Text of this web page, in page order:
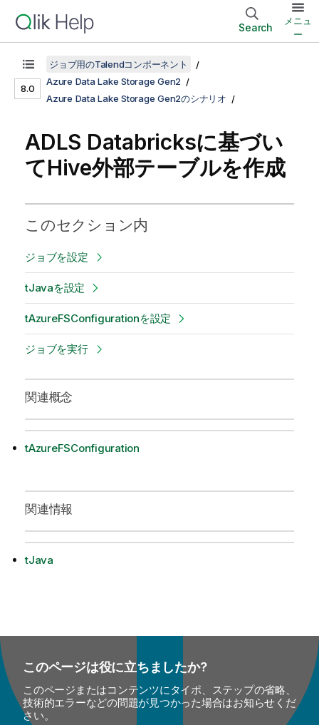
Search
メニュ
ー
8.0
ジョブ用のTalendコンポーネント
Azure Data Lake Storage Gen2
Azure Data Lake Storage Gen2のシナリオ
ADLS Databricksに基づい
てHive外部テーブルを作成
このセクション内
ジョブを設定
tJavaを設定
tAzureFSConfigurationを設定
ジョブを実行
関連概念
tAzureFSConfiguration
関連情報
tJava
このページは役に立ちましたか?
このページまたはコンテンツにタイポ、ステップの省略、
技術的エラーなどの問題が見つかった場合はお知らせくだ
さい。